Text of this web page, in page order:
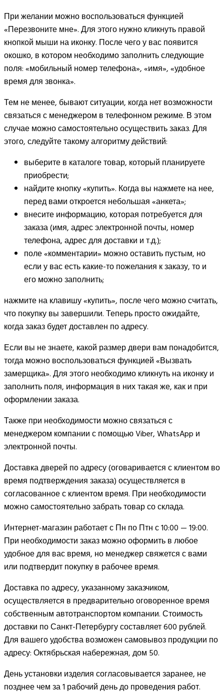
При желании можно воспользоваться функцией
«Перезвоните мне». Для этого нужно кликнуть правой
кнопкой мыши на иконку. После чего у вас появится
окошко, в котором необходимо заполнить следующие
поля: «мобильный номер телефона», «имя», «удобное
время для звонка».
Тем не менее, бывают ситуации, когда нет возможности
связаться с менеджером в телефонном режиме. В этом
случае можно самостоятельно осуществить заказ. Для
этого, следуйте такому алгоритму действий:
выберите в каталоге товар, который планируете
приобрести;
найдите кнопку «купить». Когда вы нажмете на нее,
перед вами откроется небольшая «анкета»;
внесите информацию, которая потребуется для
заказа (имя, адрес электронной почты, номер
телефона, адрес для доставки и т.д.);
поле «комментарии» можно оставить пустым, но
если у вас есть какие-то пожелания к заказу, то и
его можно заполнить;
нажмите на клавишу «купить», после чего можно считать,
что покупку вы завершили. Теперь просто ожидайте,
когда заказ будет доставлен по адресу.
Если вы не знаете, какой размер двери вам понадобится,
тогда можно воспользоваться функцией «Вызвать
замерщика». Для этого необходимо кликнуть на иконку и
заполнить поля, информация в них такая же, как и при
оформлении заказа.
Также при необходимости можно связаться с
менеджером компании с помощью Viber, WhatsApp и
электронной почты.
Доставка дверей по адресу (оговаривается с клиентом во
время подтверждения заказа) осуществляется в
согласованное с клиентом время. При необходимости
можно самостоятельно забрать товар со склада.
Интернет-магазин работает с Пн по Птн с 10:00 — 19:00.
При необходимости заказ можно оформить в любое
удобное для вас время, но менеджер свяжется с вами
или подтвердит покупку в рабочее время.
Доставка по адресу, указанному заказчиком,
осуществляется в предварительно оговоренное время
собственным автотранспортом компании. Стоимость
доставки по Санкт-Петербургу составляет 600 рублей.
Для вашего удобства возможен самовывоз продукции по
адресу: Октябрьская набережная, дом 50.
День установки изделия согласовывается заранее, не
позднее чем за 1 рабочий день до проведения работ.